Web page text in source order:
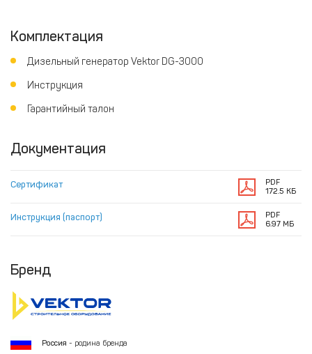
Комплектация
Дизельный генератор Vektor DG-3000
Инструкция
Гарантийный талон
Документация
Сертификат
PDF
172.5 КБ
Инструкция (паспорт)
PDF
6.97 МБ
Бренд
Россия - родина бренда